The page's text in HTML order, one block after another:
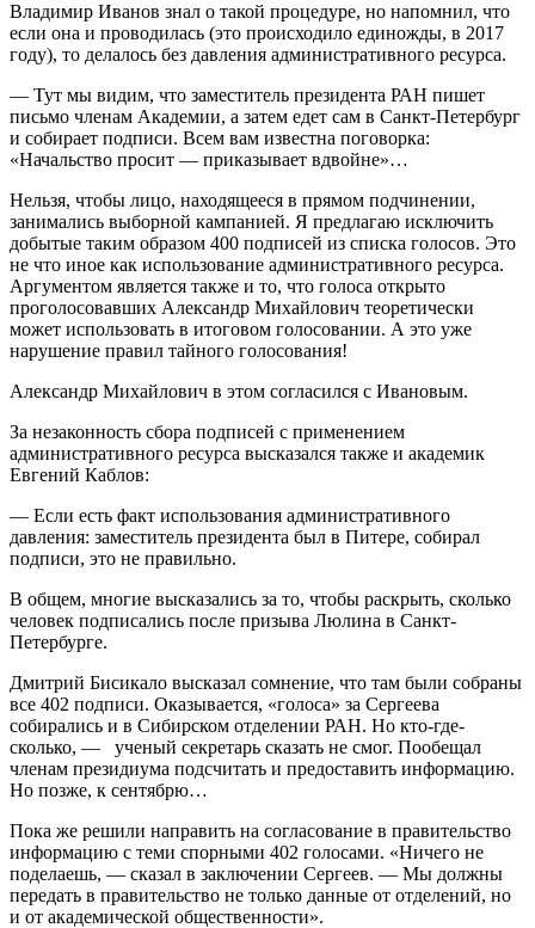
Владимир Иванов знал о такой процедуре, но напомнил, что
если она и проводилась (это происходило единожды, в 2017
году), то делалось без давления административного ресурса.
— Тут мы видим, что заместитель президента РАН пишет
письмо членам Академии, а затем едет сам в Санкт-Петербург
и собирает подписи. Всем вам известна поговорка:
«Начальство просит — приказывает вдвойне»…
Нельзя, чтобы лицо, находящееся в прямом подчинении,
занимались выборной кампанией. Я предлагаю исключить
добытые таким образом 400 подписей из списка голосов. Это
не что иное как использование административного ресурса.
Аргументом является также и то, что голоса открыто
проголосовавших Александр Михайлович теоретически
может использовать в итоговом голосовании. А это уже
нарушение правил тайного голосования!
Александр Михайлович в этом согласился с Ивановым.
За незаконность сбора подписей с применением
административного ресурса высказался также и академик
Евгений Каблов:
— Если есть факт использования административного
давления: заместитель президента был в Питере, собирал
подписи, это не правильно.
В общем, многие высказались за то, чтобы раскрыть, сколько
человек подписались после призыва Люлина в Санкт-
Петербурге.
Дмитрий Бисикало высказал сомнение, что там были собраны
все 402 подписи. Оказывается, «голоса» за Сергеева
собирались и в Сибирском отделении РАН. Но кто-где-
сколько, — ученый секретарь сказать не смог. Пообещал
членам президиума подсчитать и предоставить информацию.
Но позже, к сентябрю…
Пока же решили направить на согласование в правительство
информацию с теми спорными 402 голосами. «Ничего не
поделаешь, — сказал в заключении Сергеев. — Мы должны
передать в правительство не только данные от отделений, но
и от академической общественности».